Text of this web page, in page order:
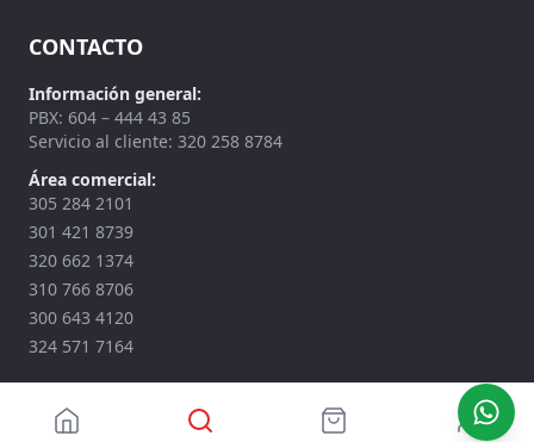
CONTACTO
Información general:
PBX: 604 – 444 43 85
Servicio al cliente: 320 258 8784
Área comercial:
305 284 2101
301 421 8739
320 662 1374
310 766 8706
300 643 4120
324 571 7164